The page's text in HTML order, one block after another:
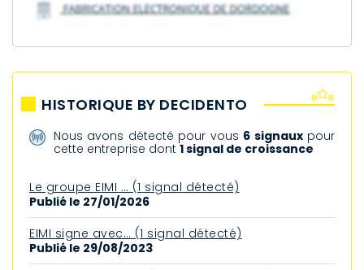
HISTORIQUE BY DECIDENTO
Nous avons détecté pour vous 6 signauxpour
cette entreprise dont1 signal de croissance
Le groupe EIMI … (1 signal détecté)
Publié le 27/01/2026
EIMI signe avec… (1 signal détecté)
Publié le 29/08/2023